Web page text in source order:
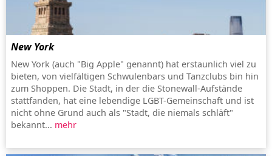
New York
New York (auch "Big Apple" genannt) hat erstaunlich viel zu
bieten, von vielfältigen Schwulenbars und Tanzclubs bin hin
zum Shoppen. Die Stadt, in der die Stonewall-Aufstände
stattfanden, hat eine lebendige LGBT-Gemeinschaft und ist
nicht ohne Grund auch als "Stadt, die niemals schläft"
bekannt... mehr